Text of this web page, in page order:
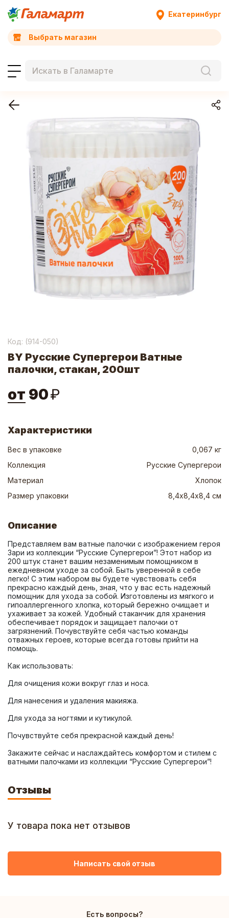
Екатеринбург
Выбрать магазин
Код: (914-050)
BY Русские Супергерои Ватные
палочки, стакан, 200шт
от 90₽
Характеристики
Вес в упаковке
0,067 кг
Коллекция
Русские Супергерои
Материал
Хлопок
Размер упаковки
8,4х8,4х8,4 см
Описание
Представляем вам ватные палочки с изображением героя
Зари из коллекции “Русские Супергерои”! Этот набор из
200 штук станет вашим незаменимым помощником в
ежедневном уходе за собой. Быть уверенной в себе
легко! С этим набором вы будете чувствовать себя
прекрасно каждый день, зная, что у вас есть надежный
помощник для ухода за собой. Изготовлены из мягкого и
гипоаллергенного хлопка, который бережно очищает и
ухаживает за кожей. Удобный стаканчик для хранения
обеспечивает порядок и защищает палочки от
загрязнений. Почувствуйте себя частью команды
отважных героев, которые всегда готовы прийти на
Закажите сейчас и наслаждайтесь комфортом и стилем с
ватными палочками из коллекции “Русские Супергерои”!
Отзывы
У товара пока нет отзывов
Написать свой отзыв
Есть вопросы?